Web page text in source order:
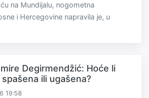
na Mundijalu, nogometna
i Hercegovine napravila je, u
Degirmendžić: Hoće li
ili ugašena?
19:58